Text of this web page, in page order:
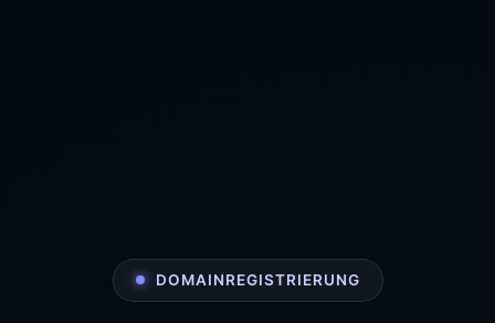
DOMAINREGISTRIERUNG